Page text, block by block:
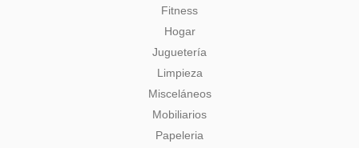
Fitness
Hogar
Juguetería
Limpieza
Misceláneos
Mobiliarios
Papeleria